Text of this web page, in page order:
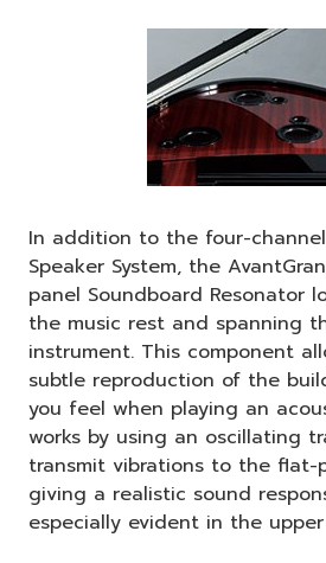
In addition to the four-
Speaker System, the
panel Soundboard Resonator
the music rest and spanning
instrument. This component
subtle reproduction of the
you feel when playing an
works by using an oscillating
transmit vibrations to the flat-
giving a realistic sound
especially evident in the